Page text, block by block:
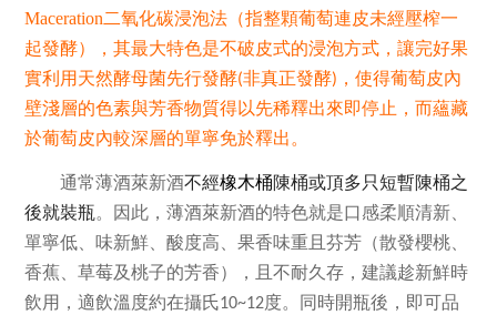
Maceration二氧化碳浸泡法（指整顆葡萄連皮未經壓榨一
起發酵），其最大特色是不破皮式的浸泡方式，讓完好果
實利用天然酵母菌先行發酵(非真正發酵) ，使得葡萄皮內
壁淺層的色素與芳香物質得以先稀釋出來即停止，而蘊藏
於葡萄皮內較深層的單寧免於釋出。
通常薄酒萊新酒不經橡木桶陳桶或頂多只短暫陳桶之
後就裝瓶。因此，薄酒萊新酒的特色就是口感柔順清新、
單寧低、味新鮮、酸度高、果香味重且芬芳（散發櫻桃、
香蕉、草莓及桃子的芳香），且不耐久存，建議趁新鮮時
飲用，適飲溫度約在攝氏10~12度。同時開瓶後，即可品